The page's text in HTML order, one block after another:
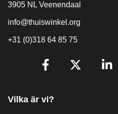
3905 NL Veenendaal
info@thuiswinkel.org
+31 (0)318 64 85 75
[_General:SocialMediaTitle]
Vilka är vi?